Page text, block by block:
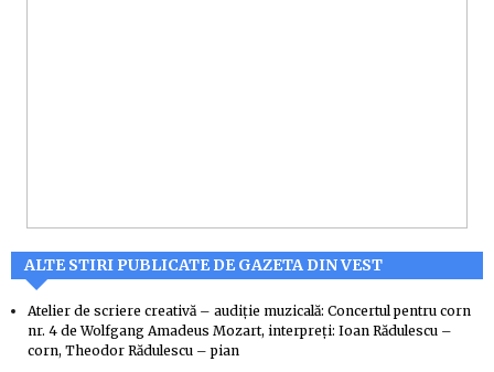
ALTE STIRI PUBLICATE DE GAZETA DIN VEST
Atelier de scriere creativă – audiție muzicală: Concertul pentru corn
nr. 4 de Wolfgang Amadeus Mozart, interpreți: Ioan Rădulescu –
corn, Theodor Rădulescu – pian